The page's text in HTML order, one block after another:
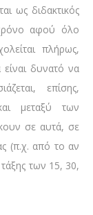
ως διδακτικός
αφού όλο
πλήρως,
είναι δυνατό να
επίσης,
μεταξύ των
σε αυτά, σε
(π.χ. από το αν
των 15, 30,